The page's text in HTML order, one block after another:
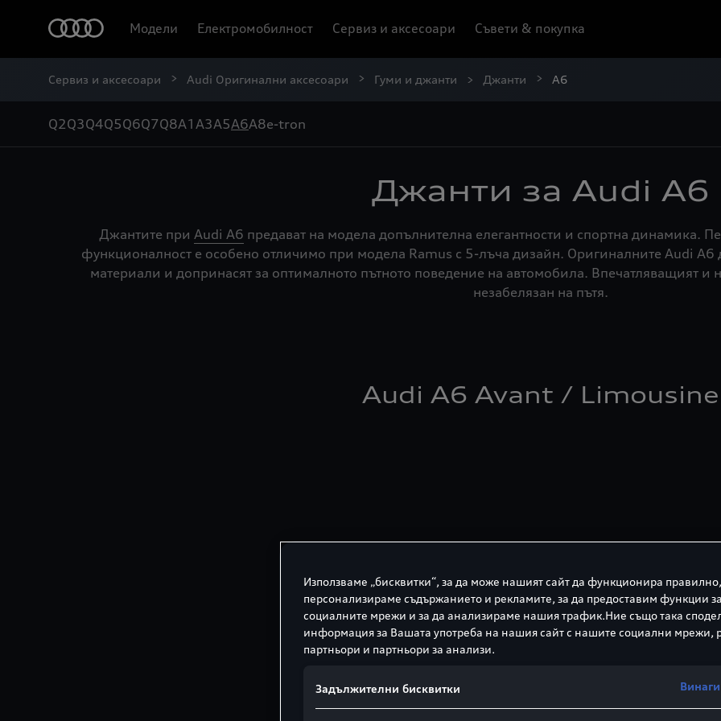
Модели Електромобилност Сервиз и аксесоари Съвети & покупка
Сервиз и аксесоари Audi Оригинални аксесоари Гуми и джанти Джанти A6
Q2Q3Q4Q5Q6Q7Q8A1 A3A5A6A8e-tron
Джанти за Audi A6
Джантите при Audi A6 предават на модела допълнителна елегантности и спортна динамика.
функционалност е особено отличимо при модела Ramus с 5-лъча дизайн. Оригиналните Audi A6
материали и допринасят за оптималното пътното поведение на автомобила. Впечатляващият и
незабелязан на пътя.
Audi A6 Avant / Limousine
Audi
10-спици
Използваме „бисквитки“, за да може нашият сайт да функционира
персонализираме съдържанието и рекламите, за да предоставим функции за
социалните мрежи и за да анализираме нашия трафик.Ние също така
информация за Вашата употреба на нашия сайт с нашите социални мрежи,
партньори и партньори за анализи.
Задължителни бисквитки